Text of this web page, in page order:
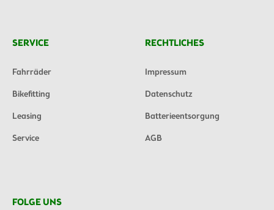
SERVICE
Fahrräder
Bikefitting
Leasing
Service
RECHTLICHES
Impressum
Datenschutz
Batterieentsorgung
AGB
FOLGE UNS